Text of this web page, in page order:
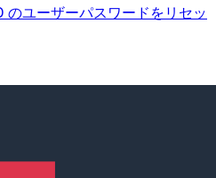
のユーザーパスワードをリセッ